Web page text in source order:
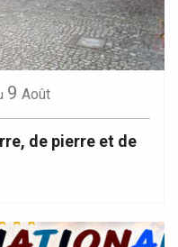
9 Août
de pierre et de